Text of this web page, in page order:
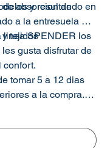
y resultando en
absorcion de
a la entresuela de
linea SPENDER los
gusta disfrutar de
confort.
y tejidos
tomar 5 a 12 dias
a la compra.
DE ORIGEN
EXOTICOS.